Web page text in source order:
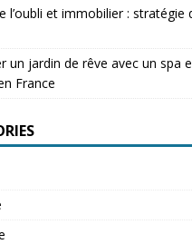
l’oubli et immobilier : stratégie
un jardin de rêve avec un spa
France